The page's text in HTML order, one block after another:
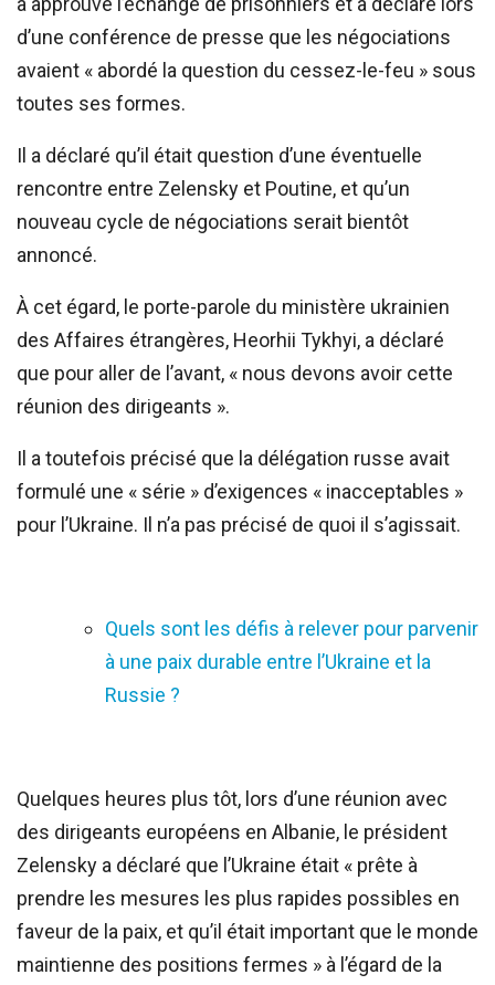
d’une conférence de presse que les négociations
avaient « abordé la question du cessez-le-feu » sous
toutes ses formes.
Il a déclaré qu’il était question d’une éventuelle
rencontre entre Zelensky et Poutine, et qu’un
nouveau cycle de négociations serait bientôt
annoncé.
À cet égard, le porte-parole du ministère ukrainien
des Affaires étrangères, Heorhii Tykhyi, a déclaré
que pour aller de l’avant, « nous devons avoir cette
réunion des dirigeants ».
Il a toutefois précisé que la délégation russe avait
formulé une « série » d’exigences « inacceptables »
pour l’Ukraine. Il n’a pas précisé de quoi il s’agissait.
Quels sont les défis à relever pour parvenir
à une paix durable entre l’Ukraine et la
Russie ?
Quelques heures plus tôt, lors d’une réunion avec
des dirigeants européens en Albanie, le président
Zelensky a déclaré que l’Ukraine était « prête à
prendre les mesures les plus rapides possibles en
faveur de la paix, et qu’il était important que le monde
maintienne des positions fermes » à l’égard de la